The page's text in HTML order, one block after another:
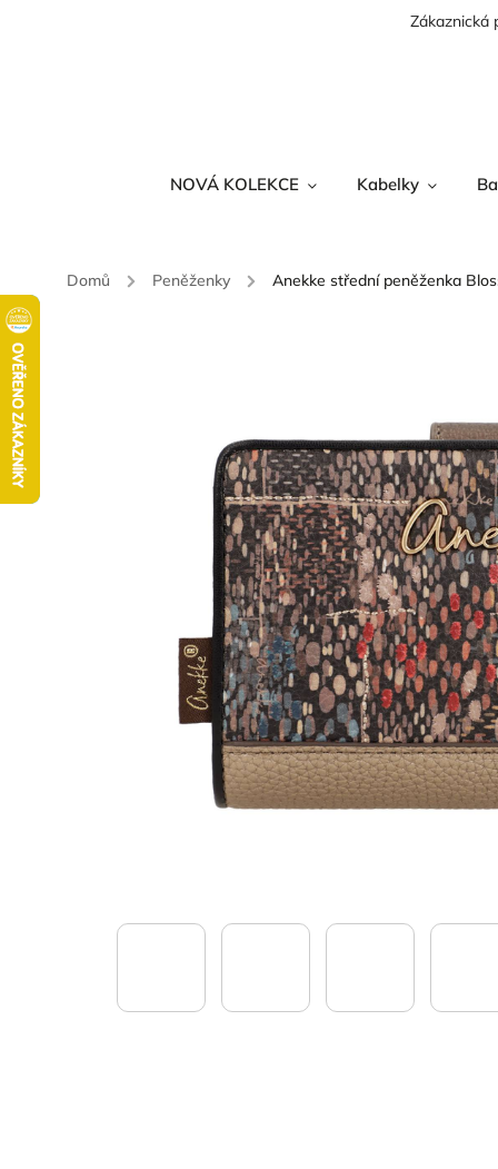
Zákaznická
NOVÁ KOLEKCE Kabelky
Domů / Peněženky / Anekke střední peněženka